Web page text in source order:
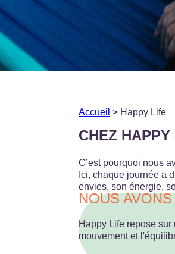
Pour obtenir plus d’informations et/ou
Accueil > Happy Life
CHEZ
C’est pourquoi nous
Ici, chaque journée a
envies, son énergie,
NOUS
Happy Life repose sur
mouvement et